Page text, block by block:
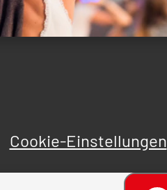
Cookie-Einstellungen